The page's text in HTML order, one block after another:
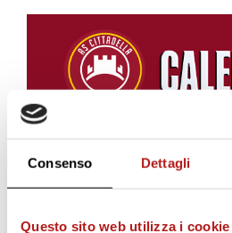
Consenso Dettagli
Questo sito web utilizza i cookie